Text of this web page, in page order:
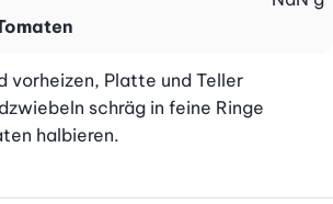
vorheizen, Platte und Teller
schräg in feine Ringe
halbieren.